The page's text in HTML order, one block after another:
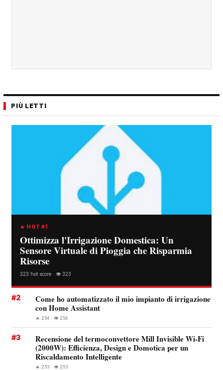
PIÙ LETTI
🔥 HOT #1
Ottimizza l'Irrigazione Domestica: Un
Sensore Virtuale di Pioggia che Risparmia
Risorse
323 hot score · 👁️ 323
#2
Come ho automatizzato il mio impianto di irrigazione
con Home Assistant
🔥 254 · 👁️ 254
#3
Recensione del termoconvettore Mill Invisible Wi-Fi
(2000W): Efficienza, Design e Domotica per un
Riscaldamento Intelligente
🔥 253 · 👁️ 253